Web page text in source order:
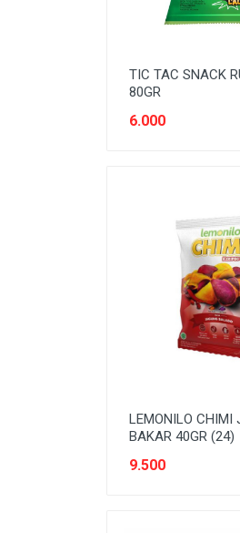
TIC TAC SNACK
80GR
6.000
LEMONILO CHIMI
BAKAR 40GR (24)
9.500